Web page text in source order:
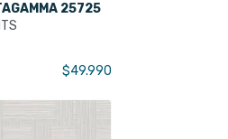
25725
$49.990